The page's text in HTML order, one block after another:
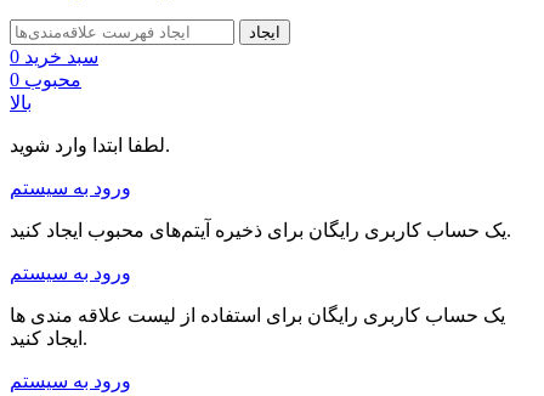
ایجاد
سبد خرید 0
محبوب 0
بالا
لطفا ابتدا وارد شوید.
ورود به سیستم
یک حساب کاربری رایگان برای ذخیره آیتم‌های محبوب ایجاد کنید.
ورود به سیستم
یک حساب کاربری رایگان برای استفاده از لیست علاقه مندی ها
ایجاد کنید.
ورود به سیستم